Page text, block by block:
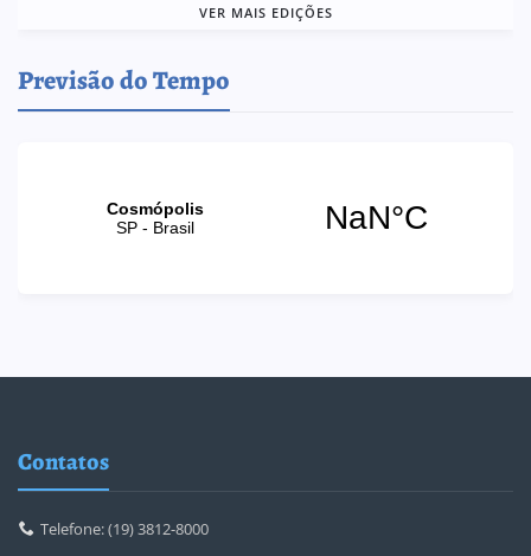
VER MAIS EDIÇÕES
Previsão do Tempo
Contatos
Telefone: (19) 3812-8000